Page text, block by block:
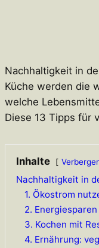
Nachhaltigkeit in
Küche werden die
welche
Diese 13 Tipps für
Inhalte
Nachhaltigkeit in
1. Ökostrom
2.
3. Kochen mit
4. Ernährung: